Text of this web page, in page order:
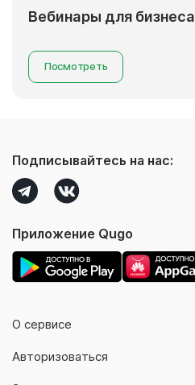
Вебинары для бизнеса
Посмотреть
О сервисе
Авторизоваться
Приложение Qugo
Подписывайтесь на нас: